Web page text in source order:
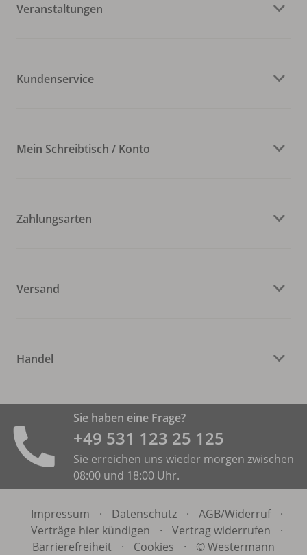
Veranstaltungen
Kundenservice
Mein Schreibtisch / Konto
Zahlungsarten
Versand
Handel
Sie haben eine Frage?
+49 531 ­123 25 125
Sie erreichen uns wieder morgen zwischen
08:00 und 18:00 Uhr.
Impressum · Datenschutz · AGB/Widerruf
·
Verträge hier kündigen
· Vertrag widerrufen
·
Barrierefreiheit
· Cookies · © Westermann